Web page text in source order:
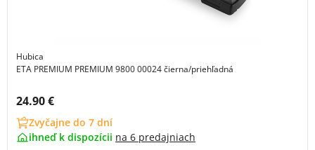
Hubica
ETA PREMIUM PREMIUM 9800 00024 čierna/priehľadná
Cena s DPH:
24.90 €
Zvyčajne do 7 dní
ihneď k dispozícii na 6 predajniach